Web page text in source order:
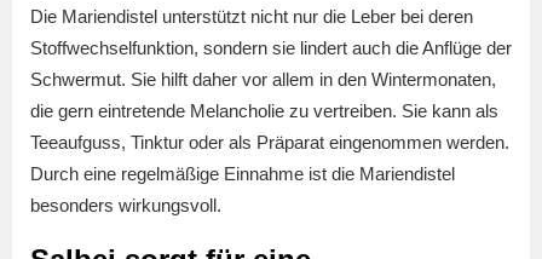
Die Mariendistel unterstützt nicht nur die Leber bei deren
Stoffwechselfunktion, sondern sie lindert auch die Anflüge der
Schwermut. Sie hilft daher vor allem in den Wintermonaten,
die gern eintretende Melancholie zu vertreiben. Sie kann als
Teeaufguss, Tinktur oder als Präparat eingenommen werden.
Durch eine regelmäßige Einnahme ist die Mariendistel
besonders wirkungsvoll.